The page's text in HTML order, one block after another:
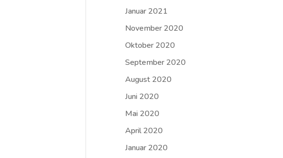
Januar 2021
November 2020
Oktober 2020
September 2020
August 2020
Juni 2020
Mai 2020
April 2020
Januar 2020